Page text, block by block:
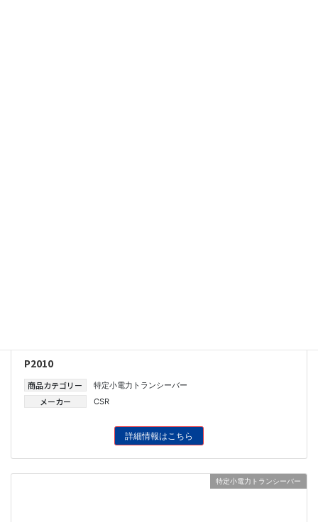
P2010
商品カテゴリー 特定小電力トランシーバー
メーカー CSR
詳細情報はこちら
特定小電力トランシーバー